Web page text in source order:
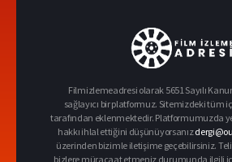
Filmizlemeadresi olarak 5651 Sayılı
sağlayıcı bir platformuz. Sitemizdeki tüm
tarafından eklenmektedir. Platformumuzda
hakkı ihlal ettiğini düşünüyorsanız
üzerinden bizimle iletişime geçebilirsiniz.
bizlere müracaat etmeniz durumunda ilgili